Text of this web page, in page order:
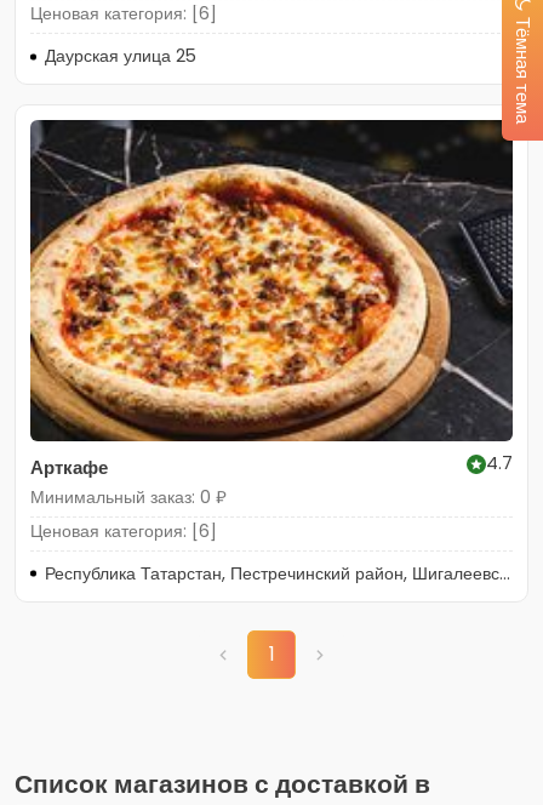
Ценовая категория: [6]
Даурская улица 25
Арткафе
4.7
Минимальный заказ: 0 ₽
Ценовая категория: [6]
Республика Татарстан, Пестречинский район, Шигалеевское сельское поселение, село Новое Шигалеево, улица Габдуллы Тукая, 2
1
Список магазинов с доставкой в
Тёмная тема